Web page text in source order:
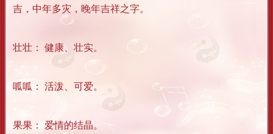
吉，中年多灾，晚年吉祥之字。
壮壮： 健康、壮实。
呱呱： 活泼、可爱。
果果： 爱情的结晶。